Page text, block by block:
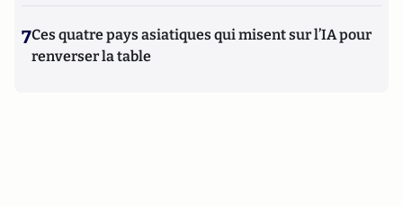
7Ces quatre pays asiatiques qui misent sur l’IA pour
renverser la table